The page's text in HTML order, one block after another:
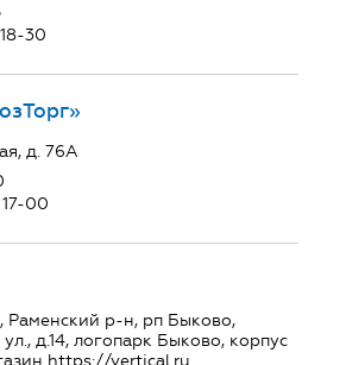
30
д. 76А
00
Раменский р-н, рп Быково,
д.14, логопарк Быково, корпус
https://vertical.ru